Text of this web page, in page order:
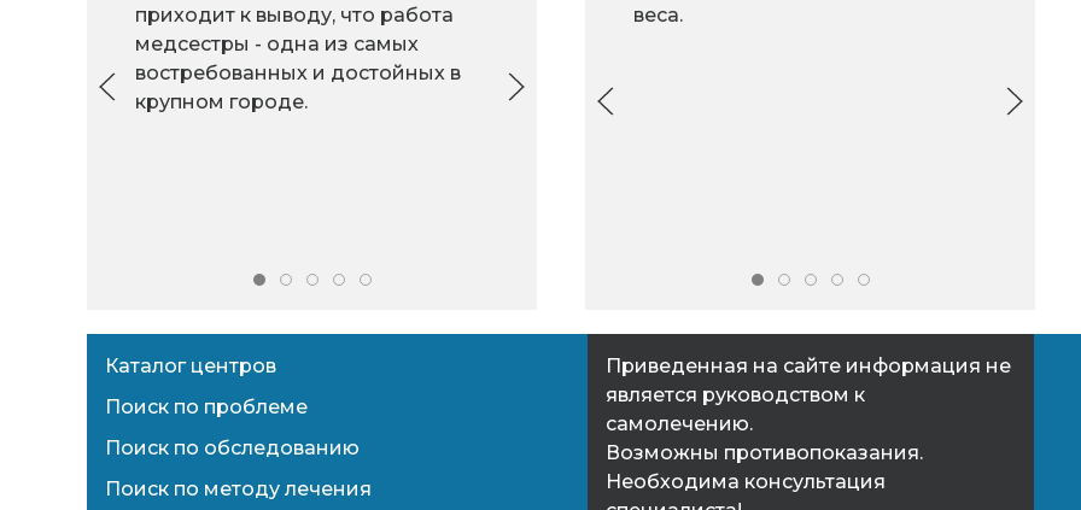
приходит к выводу, что работа
медсестры - одна из самых
востребованных и достойных в
крупном городе.
мероприятия при болях в спине
веса.
Каталог центров
Поиск по проблеме
Поиск по обследованию
Поиск по методу лечения
Приведенная на сайте информация не
является руководством к
самолечению.
Возможны противопоказания.
Необходима консультация